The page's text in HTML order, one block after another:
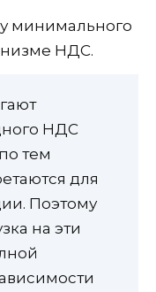
минимального
НДС.
НДС
тем
для
Поэтому
на эти